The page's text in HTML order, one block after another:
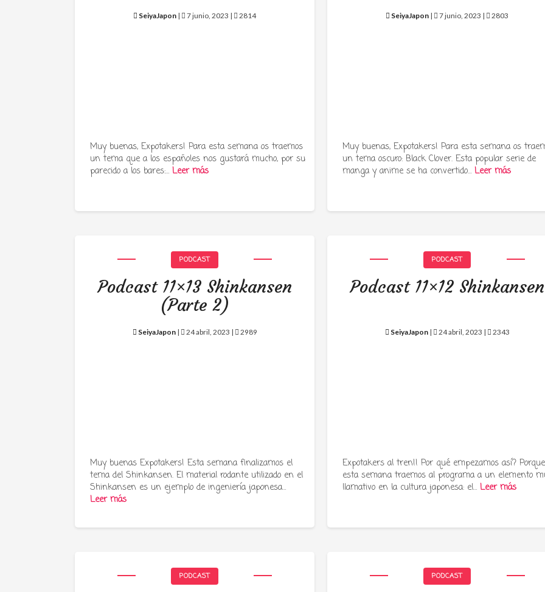
SeiyaJapon | 7 junio, 2023 | 2814
Muy buenas, Expotakers! Para esta semana os traemos
un tema que a los españoles nos gustará mucho, por su
parecido a los bares:…Leer más
SeiyaJapon | 7 junio, 2023 | 2803
Muy buenas, Expotakers! Para esta semana os
un tema oscuro: Black Clover. Esta popular serie de
manga y anime se ha convertido…Leer más
PODCAST
Podcast 11×13 Shinkansen
(Parte 2)
SeiyaJapon| 24 abril, 2023 | 2989
Muy buenas Expotakers! Esta semana finalizamos el
tema del Shinkansen. El material rodante utilizado en el
Shinkansen es un ejemplo de ingeniería japonesa…
Leer más
PODCAST
Podcast 11×12 Shinkansen
SeiyaJapon| 24 abril, 2023 | 2343
Expotakers al tren!! Por qué empezamos así? Porque
esta semana traemos al programa a un elemento
llamativo en la cultura japonesa: el…Leer más
PODCAST PODCAST